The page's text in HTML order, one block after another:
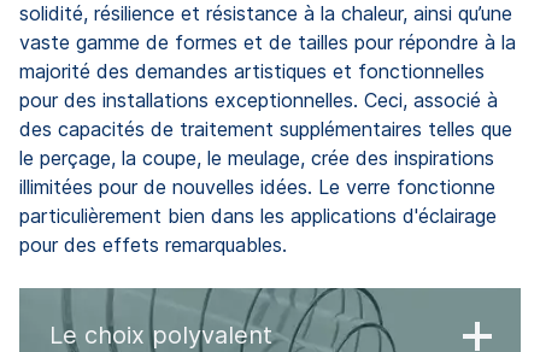
solidité, résilience et résistance à la chaleur, ainsi qu’une
vaste gamme de formes et de tailles pour répondre à la
majorité des demandes artistiques et fonctionnelles
pour des installations exceptionnelles. Ceci, associé à
des capacités de traitement supplémentaires telles que
le perçage, la coupe, le meulage, crée des inspirations
illimitées pour de nouvelles idées. Le verre fonctionne
particulièrement bien dans les applications d'éclairage
pour des effets remarquables.
Le choix polyvalent